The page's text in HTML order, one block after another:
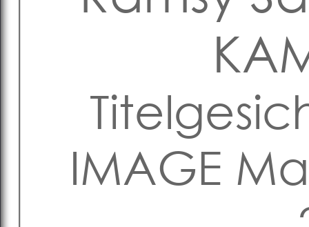
IMAGE